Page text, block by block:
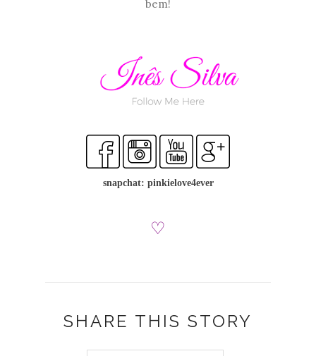
bem!
snapchat: pinkielove4ever
♡
SHARE THIS STORY